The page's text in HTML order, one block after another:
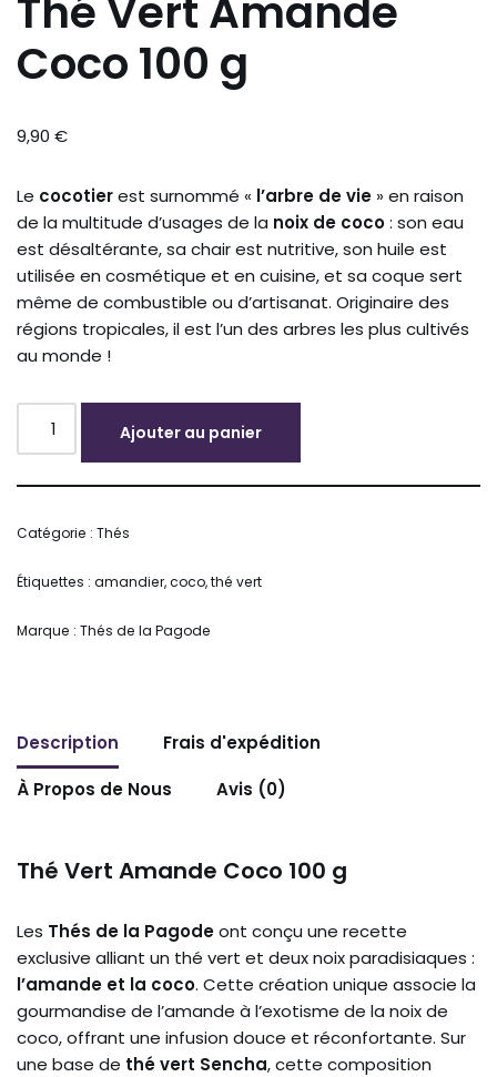
Thé Vert Amande
Coco 100 g
9,90 €
Le cocotierest surnommé « l’arbre de vie » en raison
de la multitude d’usages de la noix de coco: son eau
est désaltérante, sa chair est nutritive, son huile est
utilisée en cosmétique et en cuisine, et sa coque sert
même de combustible ou d’artisanat. Originaire des
régions tropicales, il est l’un des arbres les plus cultivés
au monde !
Ajouter au panier
Catégorie : Thés
Étiquettes : amandier,coco,thé vert
Marque : Thés de la Pagode
Description
Frais d'expédition
À Propos de Nous
Avis (0)
Thé Vert Amande Coco 100 g
Les Thés de la Pagodeont conçu une recette
exclusive alliant un thé vert et deux noix paradisiaques :
l’amande et la coco. Cette création unique associe la
gourmandise de l’amande à l’exotisme de la noix de
coco, offrant une infusion douce et réconfortante. Sur
une base de thé vert Sencha, cette composition